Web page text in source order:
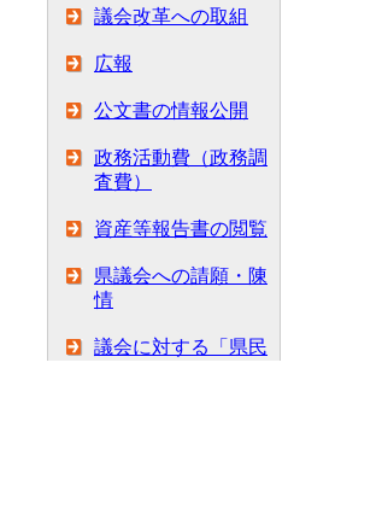
議会改革への取組
広報
公文書の情報公開
政務活動費（政務調
査費）
資産等報告書の閲覧
県議会への請願・陳
情
議会に対する「県民